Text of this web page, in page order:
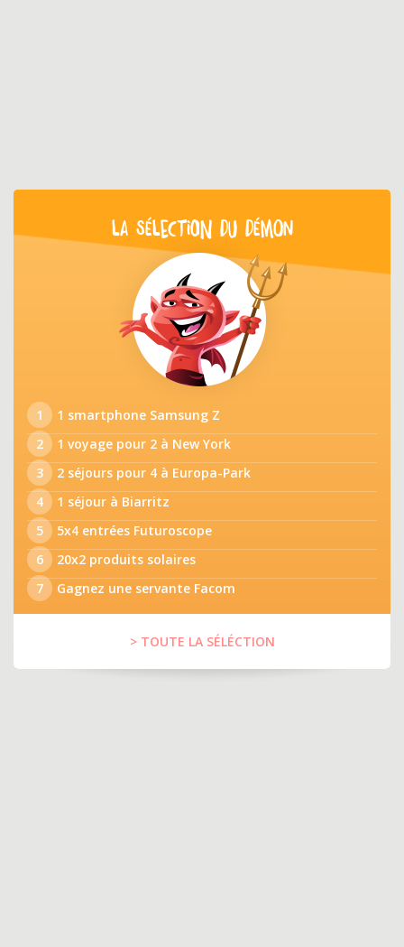
LA SÉLECTION DU DÉMON
1
1 smartphone Samsung Z
2
1 voyage pour 2 à New York
3
2 séjours pour 4 à Europa-Park
4
1 séjour à Biarritz
5
5x4 entrées Futuroscope
6
20x2 produits solaires
7
Gagnez une servante Facom
> TOUTE LA SÉLÉCTION